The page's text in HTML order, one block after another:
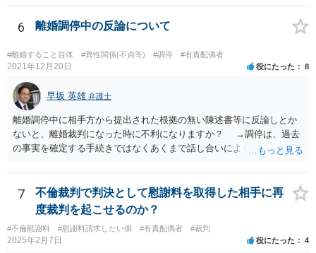
主張は考えられます。 養育費なども含めて一度弁護士に相談すること
を勧めます。
6 離婚調停中の反論について
#離婚すること自体 #異性関係(不貞等) #調停 #有責配偶者
2021年12月20日 役にたった 8
早坂 英雄 弁護士
離婚調停中に相手方から提出された根拠の無い陳述書等に反論しとか
ないと、離婚裁判になった時に不利になりますか？ →調停は、過去
の事実を確定する手続きではなくあくまで話し合いによる合意を目指
りません（口頭での説明でも十分だと思います）。但し、調停委員が
反論の陳述書を提出するように求めているときは別です。 また、反
論しないからと言って直ちに離婚訴訟で不利になることはないと思い
ます（離婚訴訟では反論が必要になってくると思いますが、調停段階
からこちらの言い分や手の内を知らせることに余り意味はないように
思います。）。
7
不倫裁判で判決として慰謝料を取得した相手に再
度裁判を起こせるのか？
#不倫慰謝料 #慰謝料請求したい側 #有責配偶者 #裁判
2025年2月7日 役にたった 4